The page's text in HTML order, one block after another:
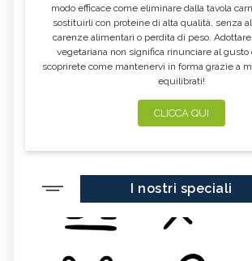
modo efficace come eliminare dalla tavola
sostituirli con proteine di alta qualità, senza
carenze alimentari o perdita di peso.
vegetariana non significa rinunciare al gusto
scoprirete come mantenervi in forma grazie a
equilibrati!
CLICCA QUI
I nostri speciali